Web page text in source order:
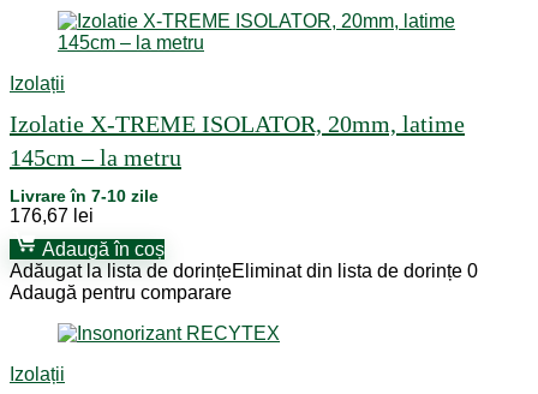
Izolații
Izolatie X-TREME ISOLATOR, 20mm, latime
145cm – la metru
Livrare în 7-10 zile
176,67 lei
Adaugă în coș
Adăugat la lista de dorințeEliminat din lista de dorințe 0
Adaugă pentru comparare
Izolații